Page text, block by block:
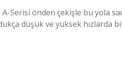
önden çekişle bu yola
düşük ve yüksek hızlarda